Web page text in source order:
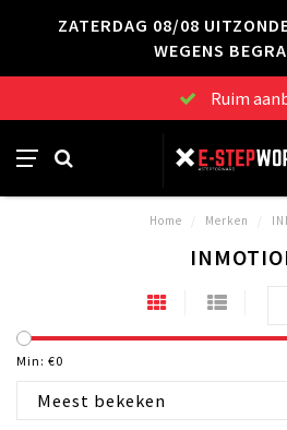
ZATERDAG 08/08
WEGENS
Ruim
Home Merken
Min: €0
Meest bekeken